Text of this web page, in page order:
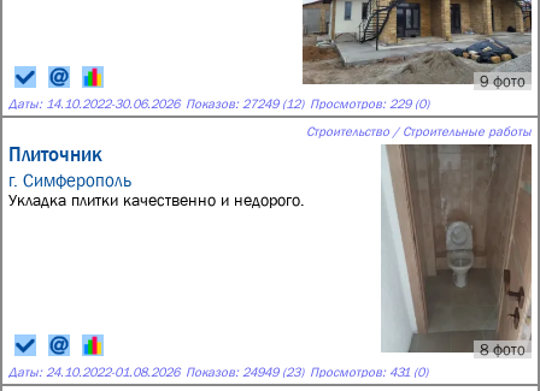
9 фото
Даты: 14.10.2022-30.06.2026 Показов: 27249 (12) Просмотров: 229 (0)
Строительство / Строительные работы
Плиточник
г. Симферополь
8 фото
Укладка плитки качественно и недорого.
Даты: 24.10.2022-01.08.2026 Показов: 24949 (23) Просмотров: 431 (0)